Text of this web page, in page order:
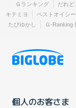
Ｇランキング だれど
キテミヨ
ベストオイシー
たびゆかし
Ｇ-Ranking
個人のお客さま